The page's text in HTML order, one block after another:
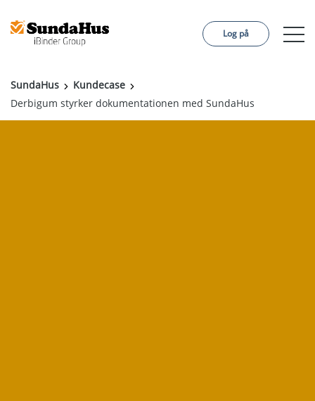
Byggeprojekt
Log på
SundaHus
Kundecase
Derbigum styrker dokumentationen med SundaHus